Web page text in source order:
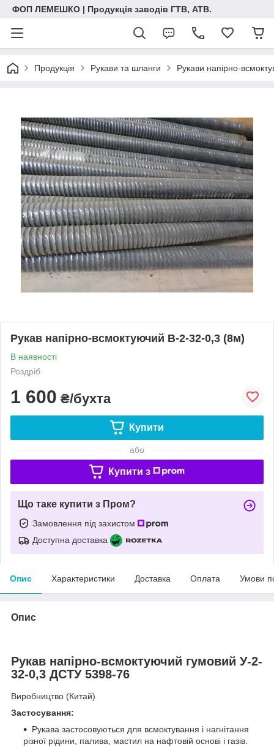
ФОП ЛЕМЕШКО | Продукція заводів ГТВ, АТВ.
Продукція Рукави та шланги Рукави напірно-
Рукав напірно-всмоктуючий В-2-32-0,3 (8м)
В наявності
Роздріб
1 600 ₴/бухта
Купити
або
Купити з
Що таке купити з Пром?
Замовлення під захистом
Доступна доставка
Опис Характеристики Доставка Оплата Умови
Опис
Рукав напірно-всмоктуючий гумовий У-2-
32-0,3 ДСТУ 5398-76
Виробництво (Китай)
Застосування:
Рукава застосовуються для всмоктування і нагнітання
різної рідини, палива, мастил на нафтовій основі і газів.